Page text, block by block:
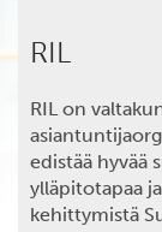
RIL
RIL on
edistää hyvää
ylläpitotapaa
kehittymistä